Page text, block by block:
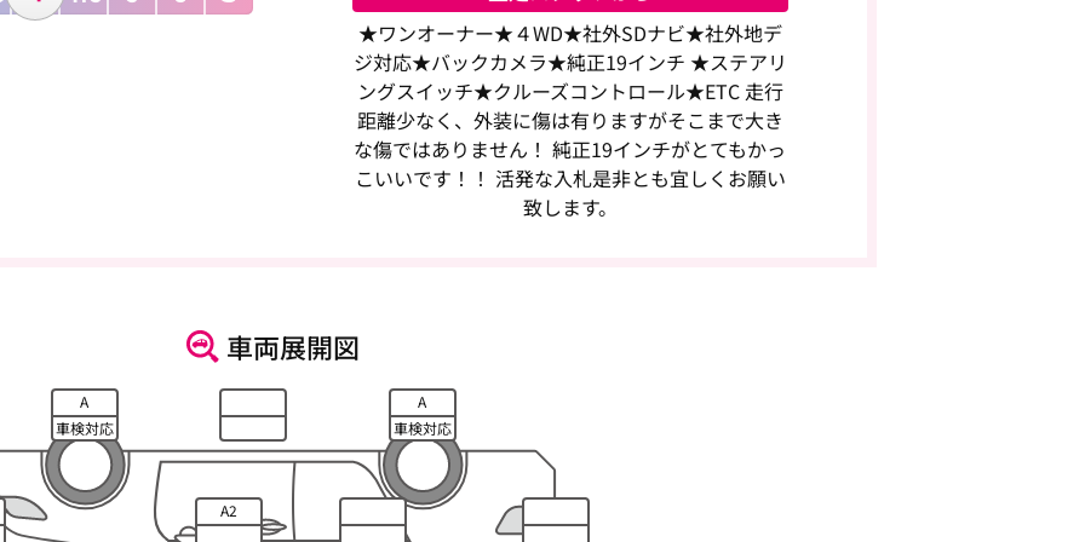
★ワンオーナー★４WD★社外SDナビ★社外地デ
ジ対応★バックカメラ★純正19インチ ★ステアリ
ングスイッチ★クルーズコントロール★ETC 走行
距離少なく、外装に傷は有りますがそこまで大き
な傷ではありません！ 純正19インチがとてもかっ
こいいです！！ 活発な入札是非とも宜しくお願い
致します。
車両展開図
A
車検対応
A
車検対応
A2